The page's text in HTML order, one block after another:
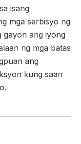
isang
mga serbisyo ng
ang iyong
ng mga batas
ang
kung saan